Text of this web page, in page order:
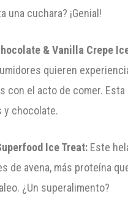
una cuchara? ¡Genial!
& Vanilla Crepe
quieren
con el acto de comer.
y chocolate.
Ice Treat: Este
de avena, más proteína
¿Un superalimento?